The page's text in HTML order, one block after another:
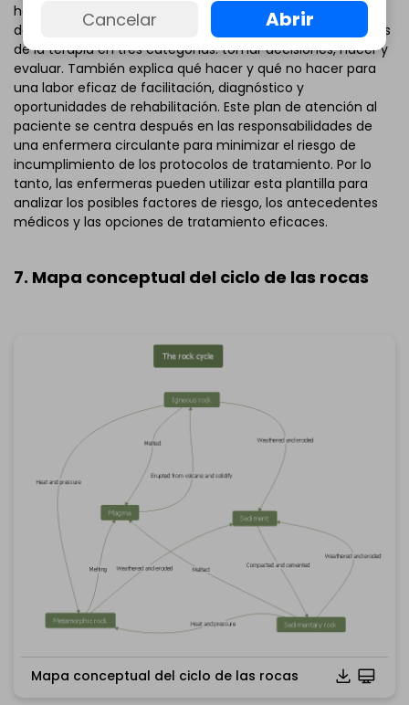
herramienta gráfica para cuidar a los pacientes con
dextrometorfano. El ejemplo explica los conceptos básicos
de la terapia en tres categorías: tomar decisiones, hacer y
evaluar. También explica qué hacer y qué no hacer para
una labor eficaz de facilitación, diagnóstico y
oportunidades de rehabilitación. Este plan de atención al
paciente se centra después en las responsabilidades de
una enfermera circulante para minimizar el riesgo de
incumplimiento de los protocolos de tratamiento. Por lo
tanto, las enfermeras pueden utilizar esta plantilla para
analizar los posibles factores de riesgo, los antecedentes
médicos y las opciones de tratamiento eficaces.
7. Mapa conceptual del ciclo de las rocas
Mapa conceptual del ciclo de las rocas
Cancelar Abrir